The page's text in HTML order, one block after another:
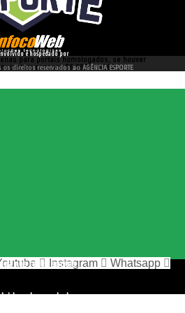
e hospedado por
para portais homologados, se houver
contato conosco 66 99977 4262
direitos reservados ao AGÊNCIA ESPORTE
nas redes sociaisInstagram Whatsapp
e hospedado por